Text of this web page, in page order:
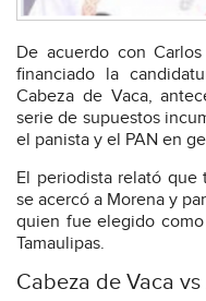
De acuerdo con
financiado la
Cabeza de Vaca,
serie de supuestos
el panista y el PAN en
El periodista relató que
se acercó a Morena y
quien fue elegido
Tamaulipas.
Cabeza de Vaca